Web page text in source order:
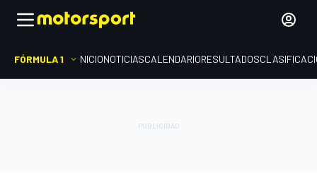
FÓRMULA 1 INICIONOTICIASCALENDARIORESULTADOS